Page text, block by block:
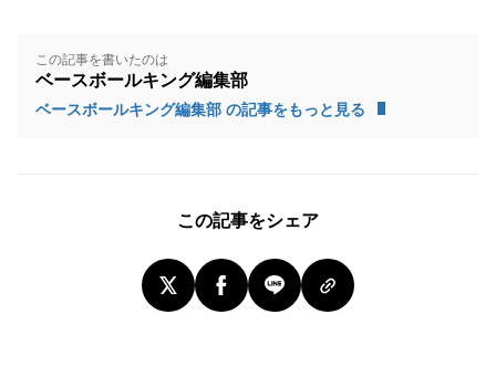
この記事を書いたのは
ベースボールキング編集部
ベースボールキング編集部 の記事をもっと見る
この記事をシェア